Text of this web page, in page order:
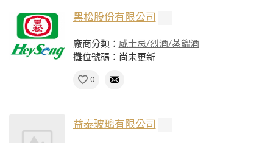
黑松股份有限公司
廠商分類： 威士忌/烈酒/蒸餾酒
攤位號碼：尚未更新
0
益泰玻璃有限公司